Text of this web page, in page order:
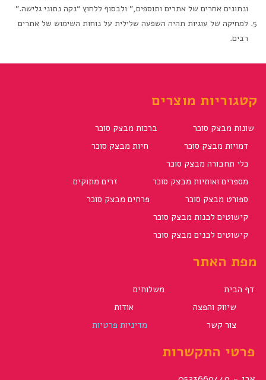
ונתונים אחרים של אתרים ותוספים,” ולבסוף ללחוץ “נקה נתוני גלישה.”
למחיקה של עוגיות תהיה השפעה שלילית על נוחות השימוש של אתרים
רבים.
קטגוריות מוצרים
שונות מבצק סוכר
ברכות מבצק סוכר
דמויות מבצק סוכר
חיות מבצק סוכר
כלי תחבורה מבצק סוכר
מספרים ואותיות מבצק סוכר
זרים מתוקים
ספורט מבצק סוכר
פרחים מבצק סוכר
קישוטים לבנות מבצק סוכר
קישוטים לבנים מבצק סוכר
מפת האתר
דף הבית
משלוחים
שיווק והפצה
אודות
צור קשר
מדיניות פרטיות
פרטי התקשרות